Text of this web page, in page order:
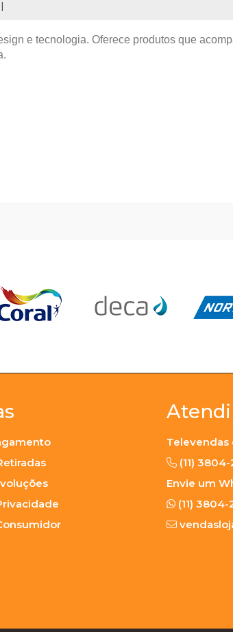
e tecnologia. Oferece produtos que
Televendas
(11)
Envie um
(11) 3804-